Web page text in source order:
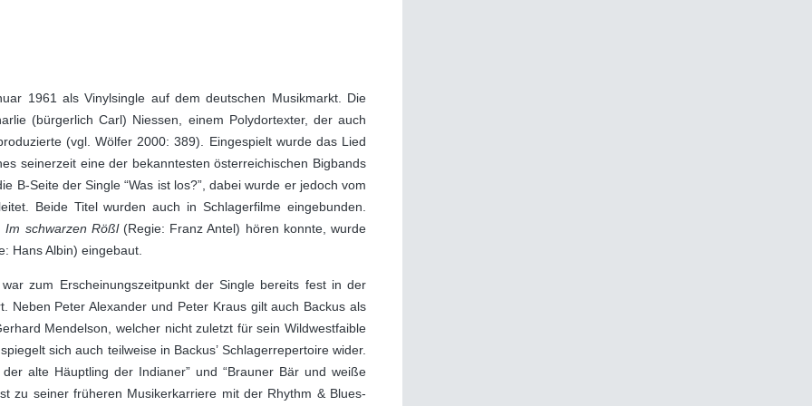
1961 als Vinylsingle auf dem deutschen Musikmarkt. Die
(bürgerlich Carl) Niessen, einem Polydortexter, der auch
(vgl. Wölfer 2000: 389). Eingespielt wurde das Lied
seinerzeit eine der bekanntesten österreichischen Bigbands
B-Seite der Single “Was ist los?”, dabei wurde er jedoch vom
Beide Titel wurden auch in Schlagerfilme eingebunden.
Im schwarzen Rößl(Regie: Franz Antel) hören konnte, wurde
Hans Albin) eingebaut.
zum Erscheinungszeitpunkt der Single bereits fest in der
Neben Peter Alexander und Peter Kraus gilt auch Backus als
Mendelson, welcher nicht zuletzt für sein Wildwestfaible
sich auch teilweise in Backus’ Schlagerrepertoire wider.
alte Häuptling der Indianer” und “Brauner Bär und weiße
zu seiner früheren Musikerkarriere mit der Rhythm & Blues-